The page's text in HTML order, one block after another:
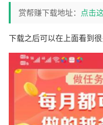
赏帮赚下载地址： 点击
下载之后可以在上面看到很